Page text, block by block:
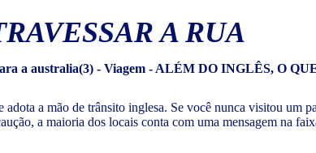
A RUA
a mão de trânsito inglesa. Se você nunca visitou um
a maioria dos locais conta com uma mensagem na